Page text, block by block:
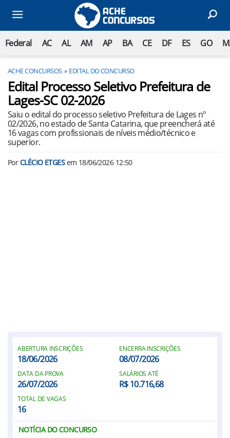
Federal AC AL AM AP BA CE DF ES GO
ACHE CONCURSOS EDITAL DO CONCURSO
Edital Processo Seletivo Prefeitura de
Lages-SC 02-2026
Saiu o edital do processo seletivo Prefeitura de Lages nº
02/2026, no estado de Santa Catarina, que preencherá até
16 vagas com profissionais de níveis médio/técnico e
superior.
PorCLÉCIO ETGESem 18/06/2026 12:50
ABERTURA INSCRIÇÕES
18/06/2026
ENCERRA INSCRIÇÕES
08/07/2026
DATA DA PROVA
26/07/2026
SALÁRIOS ATÉ
R$ 10.716,68
TOTAL DE VAGAS
16
NOTÍCIA DO CONCURSO